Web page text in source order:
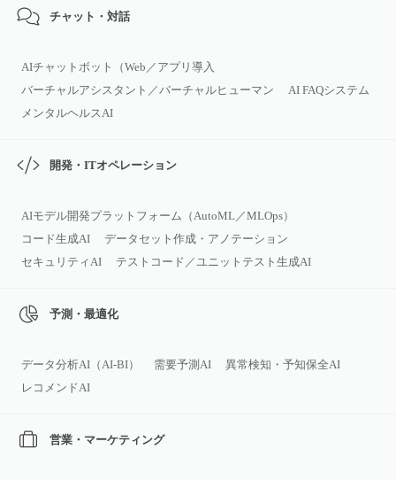
チャット・対話
AIチャットボット（Web／アプリ導入
バーチャルアシスタント／バーチャルヒューマン
AI FAQシステム
メンタルヘルスAI
開発・ITオペレーション
AIモデル開発プラットフォーム（AutoML／MLOps）
コード生成AI
データセット作成・アノテーション
セキュリティAI
テストコード／ユニットテスト生成AI
予測・最適化
データ分析AI（AI‑BI） 需要予測AI
異常検知・予知保全AI
レコメンドAI
営業・マーケティング